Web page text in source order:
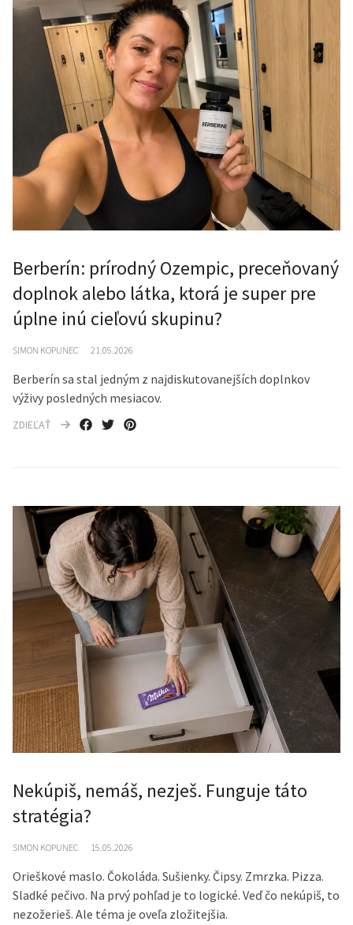
Berberín: prírodný Ozempic, preceňovaný
doplnok alebo látka, ktorá je super pre
úplne inú cieľovú skupinu?
SIMON KOPUNEC 21.05.2026
Berberín sa stal jedným z najdiskutovanejších doplnkov
výživy posledných mesiacov.
ZDIEĽAŤ
Nekúpiš, nemáš, nezješ. Funguje táto
stratégia?
SIMON KOPUNEC 15.05.2026
Orieškové maslo. Čokoláda. Sušienky. Čipsy. Zmrzka. Pizza.
Sladké pečivo. Na prvý pohľad je to logické. Veď čo nekúpiš, to
nezožerieš. Ale téma je oveľa zložitejšia.